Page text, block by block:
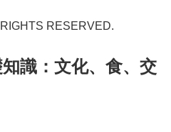
RESERVED.
識：文化、食、交